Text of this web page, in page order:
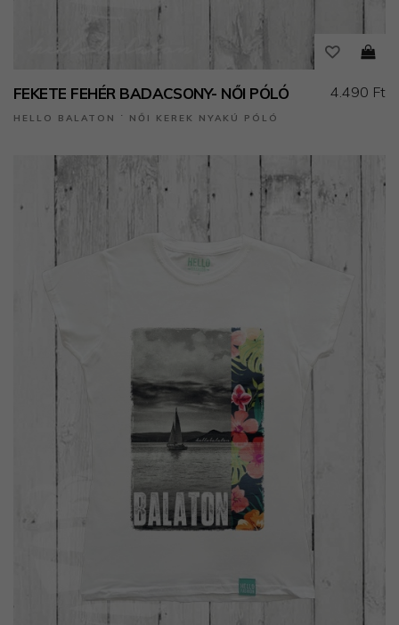
FEKETE FEHÉR BADACSONY- NŐI PÓLÓ
HELLO BALATON ˙ NŐI KEREK NYAKÚ PÓLÓ
4.490 Ft